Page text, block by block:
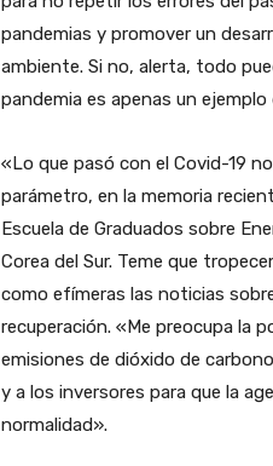
pandemias y promover un
ambiente. Si no, alerta, todo
pandemia es apenas un
«Lo que pasó con el Covid-19
parámetro, en la memoria
Escuela de Graduados sobre
Corea del Sur. Teme que
como efímeras las noticias
recuperación. «Me preocupa la
emisiones de dióxido de
y a los inversores para que la
normalidad».